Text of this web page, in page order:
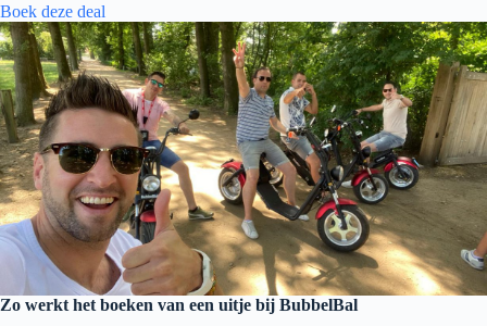
Boek deze deal
Zo werkt het boeken van een uitje bij BubbelBal